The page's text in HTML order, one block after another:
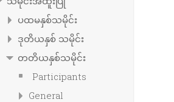
ပထမနှစ်သမိုင်း
ဒုတိယနှစ် သမိုင်း
တတိယနှစ်သမိုင်း
Participants
General